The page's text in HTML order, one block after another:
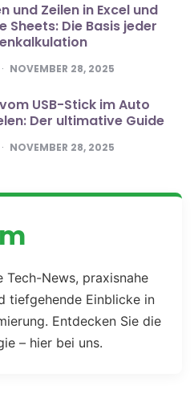
und Zeilen in Excel und
Sheets: Die Basis jeder
NOVEMBER 28, 2025
USB-Stick im Auto
Der ultimative Guide
NOVEMBER 28, 2025
Tech-News, praxisnahe
tiefgehende Einblicke in
Entdecken Sie die
– hier bei uns.